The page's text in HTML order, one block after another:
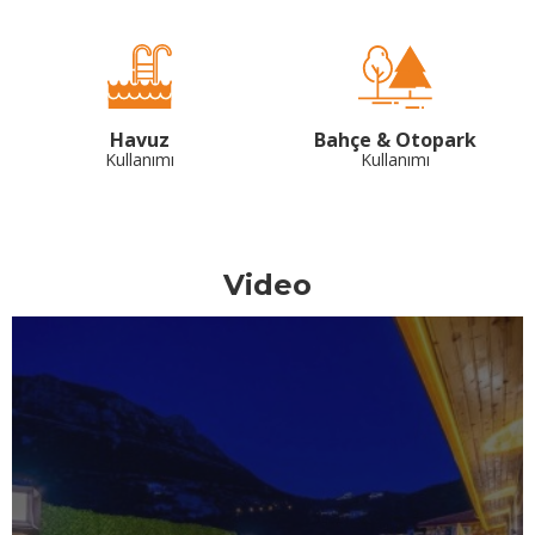
Havuz
Kullanımı
Bahçe & Otopark
Kullanımı
Video